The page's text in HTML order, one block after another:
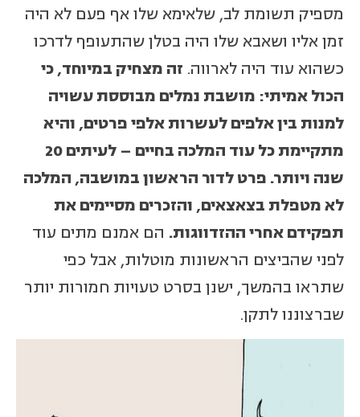
מספיק תשומת לב, שלאימא שלו אף פעם לא היה
זמן אליו ושאבא שלו היה בטלן שהתעופף לדרכו
כשהוא עוד היה לארווה. זה מצחיק במיוחד, כי
הכול אמיתי: מושבת נמלים מבוססת עשויה
למנות בין אלפים לעשרות אלפי פרטים, והיא
מתקיימת כל עוד המלכה בחיים – לעיתים 20
שנה ויותר. פרט לדור הראשון במושבה, המלכה
לא מטפלת בצאצאים, והזכרים מסיימים את
תפקידם אחרי ההזדווגות. הם אמנם מתים עוד
לפני שהביצים הראשונות מוטלות, אבל כפי
שתראו בהמשך, ישנן בסרט טעויות חמורות יותר
שברצוננו לתקן.